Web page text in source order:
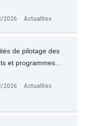
2026 Actualites
de pilotage des
et programmes…
2026 Actualites